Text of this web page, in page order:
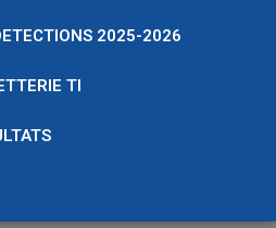
2025-2026
TI